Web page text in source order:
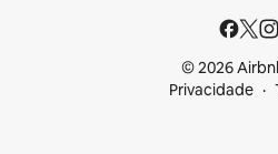
© 2026
Privacidade